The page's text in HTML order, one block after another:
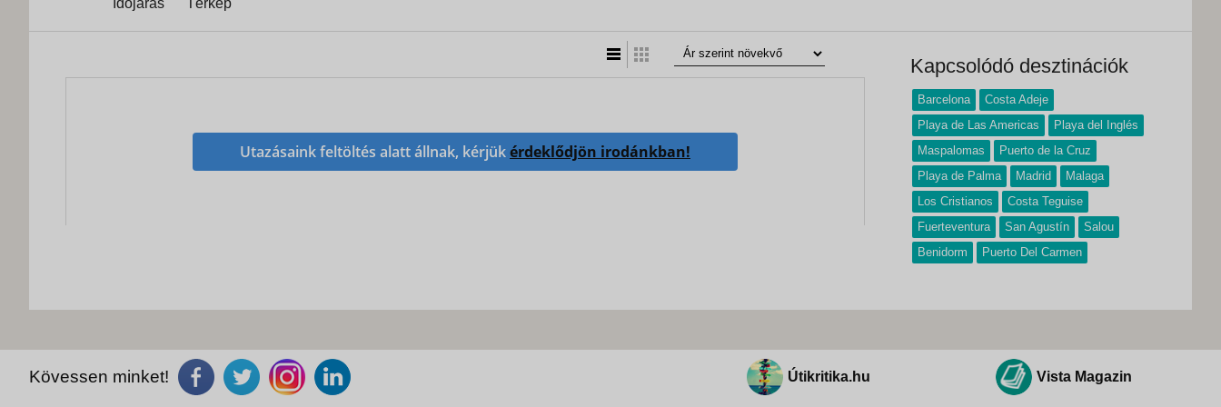
Időjárás Térkép
Utazásaink feltöltés alatt állnak, kérjükérdeklődjön irodánkban!
Kapcsolódó desztinációk
Barcelona
Costa Adeje
Playa de Las Americas
Playa del Inglés
Maspalomas
Puerto de la Cruz
Playa de Palma
Madrid
Malaga
Los Cristianos
Costa Teguise
Fuerteventura
San Agustín
Salou
Benidorm
Puerto Del Carmen
Kövessen minket! Útikritika.hu Vista Magazin